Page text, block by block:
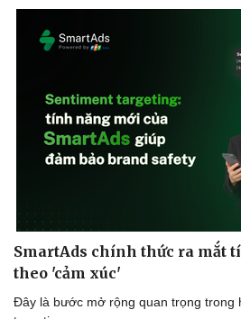
SmartAds chính thức ra mắt
theo 'cảm xúc'
Đây là bước mở rộng quan trọng trong